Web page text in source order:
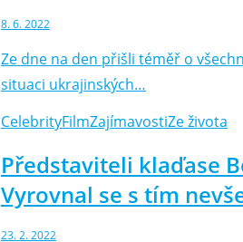
8. 6. 2022
Ze dne na den přišli téměř o
situaci ukrajinských…
CelebrityFilmZajímavostiZe života
Představiteli klaďase
Vyrovnal se s tím
23. 2. 2022